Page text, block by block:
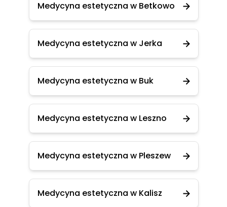
Medycyna estetyczna w Betkowo
Medycyna estetyczna w Jerka
Medycyna estetyczna w Buk
Medycyna estetyczna w Leszno
Medycyna estetyczna w Pleszew
Medycyna estetyczna w Kalisz